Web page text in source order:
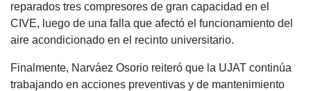
reparados tres compresores de gran capacidad en el
CIVE, luego de una falla que afectó el funcionamiento del
aire acondicionado en el recinto universitario.
Finalmente, Narváez Osorio reiteró que la UJAT continúa
trabajando en acciones preventivas y de mantenimiento